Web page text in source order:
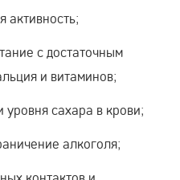
активность;
с достаточным
и витаминов;
уровня сахара в крови;
алкоголя;